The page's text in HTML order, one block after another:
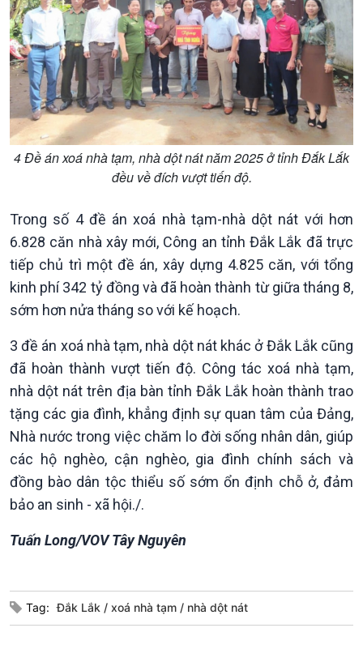
Kinh tế
Tin Kinh tế
Trước giờ mở cửa
Dòng chảy Kinh tế
Sức sống hàng Việt
Khởi nghiệp
Tuyên chiến với gian lận
Nông nghiệp & Biển đảo
Tin Nông nghiệp & Biển
đảo
Mùa vàng
Biển đảo Việt Nam
Tâm tình biên giới và hải
đảo
Tìm hiểu biển, đảo Việt
Nam
Xã hội
Tin Đời sống & Xã hội
360 độ Sức khỏe
Chuyển đổi Xanh
Tài nguyên và Môi trường
Chuyên gia của bạn
Xã hội chuyển động
Bước chân đến trường
Khoa học & Công nghệ
Tin Khoa học & Công nghệ
Kết nối công nghệ
Sống chung với biến đổi
khí hậu
4 Đề án xoá nhà tạm, nhà dột nát năm 2025 ở tỉnh Đắk Lắk
đều về đích vượt tiến độ.
Trong số 4 đề án xoá nhà tạm-nhà dột nát với hơn
6.828 căn nhà xây mới, Công an tỉnh Đắk Lắk đã trực
tiếp chủ trì một đề án, xây dựng 4.825 căn, với tổng
kinh phí 342 tỷ đồng và đã hoàn thành từ giữa tháng 8,
sớm hơn nửa tháng so với kế hoạch.
3 đề án xoá nhà tạm, nhà dột nát khác ở Đắk Lắk cũng
đã hoàn thành vượt tiến độ. Công tác xoá nhà tạm,
nhà dột nát trên địa bàn tỉnh Đắk Lắk hoàn thành trao
tặng các gia đình, khẳng định sự quan tâm của Đảng,
Nhà nước trong việc chăm lo đời sống nhân dân, giúp
các hộ nghèo, cận nghèo, gia đình chính sách và
đồng bào dân tộc thiểu số sớm ổn định chỗ ở, đảm
bảo an sinh - xã hội./.
Tuấn Long/VOV Tây Nguyên
Tag: Đắk Lắk xoá nhà tạm nhà dột nát